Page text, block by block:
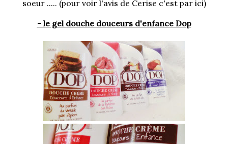
soeur ..... (pour voir l'avis de Cerise c'est par ici)
- le gel douche douceurs d'enfance Dop